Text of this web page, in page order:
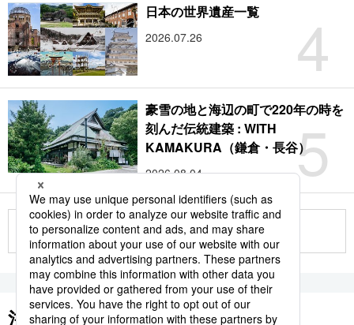
4
日本の世界遺産一覧
2026.07.26
5
豪雪の地と海辺の町で220年の時を
刻んだ伝統建築 : WITH
KAMAKURA（鎌倉・長谷）
2026.08.04
もっと見る
注目のキーワード